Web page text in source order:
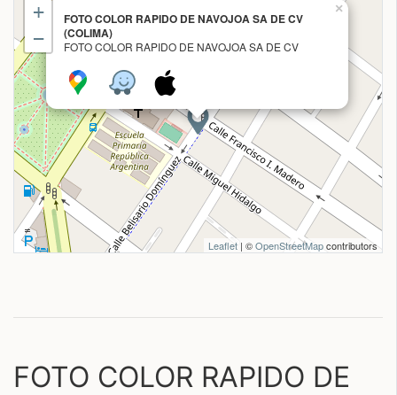
FOTO COLOR RAPIDO DE NAVOJOA SA DE CV
(COLIMA)
FOTO COLOR RAPIDO DE NAVOJOA SA DE CV
×
+
−
Leaflet | ©OpenStreetMapcontributors
FOTO COLOR RAPIDO DE